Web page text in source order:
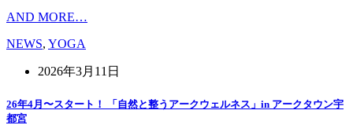
AND MORE…
NEWS, YOGA
2026年3月11日
26年4月〜スタート！ 「自然と整うアークウェルネス」in アークタウン宇
都宮